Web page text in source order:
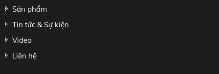
Sản phẩm
Tin tức & Sự kiện
Video
Liên hệ